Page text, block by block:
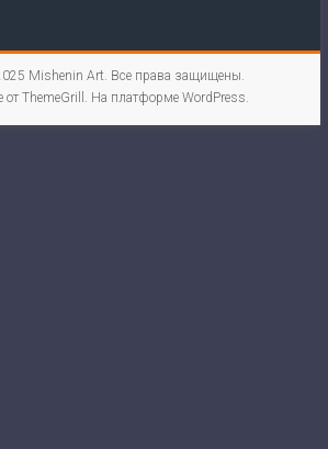
Mishenin Art. Все права защищены.
от ThemeGrill. На платформеWordPress.